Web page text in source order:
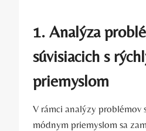
1. Analýza
súvisiacich s
priemyslom
V rámci analýzy problémov
módnym priemyslom sa